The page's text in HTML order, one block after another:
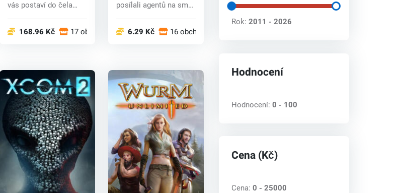
vás postaví do čela
168.96 Kč 17 obchodech
posílali agentů na smrt,
6.29 Kč 16 obchodech
Rok:2011 - 2026
Hodnocení
Hodnocení:0 - 100
Cena (Kč)
Cena:0 - 25000